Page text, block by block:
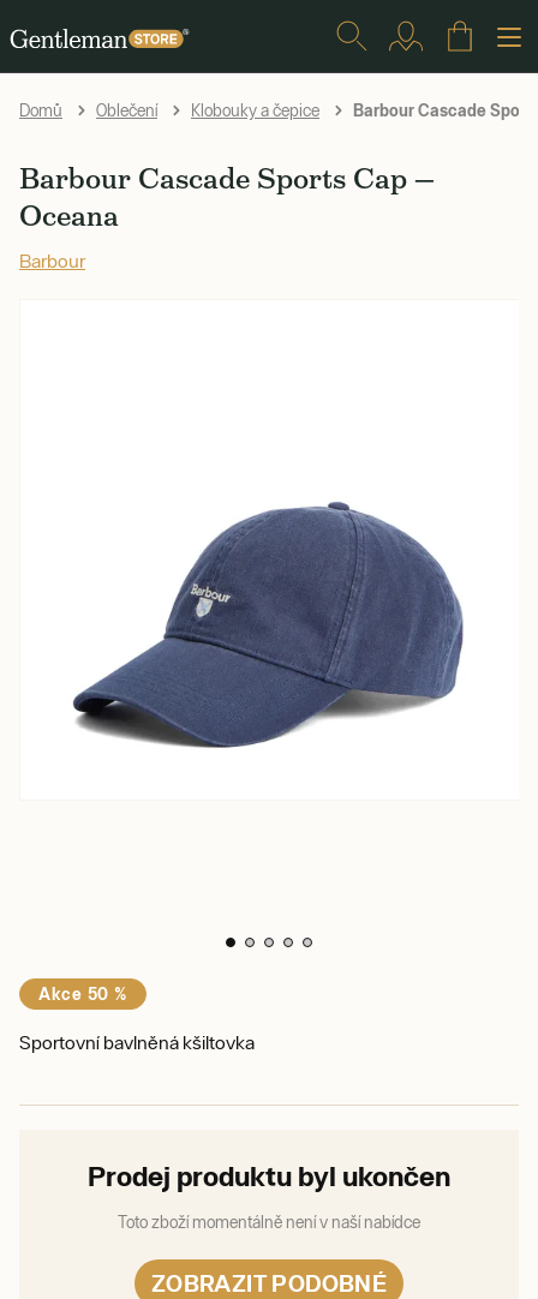
Domů Oblečení Klobouky a čepice Barbour Cascade
Barbour Cascade Sports Cap —
Oceana
Barbour
Akce 50 %
Sportovní bavlněná kšiltovka
Prodej produktu byl ukončen
Toto zboží momentálně není v naší nabídce
ZOBRAZIT PODOBNÉ